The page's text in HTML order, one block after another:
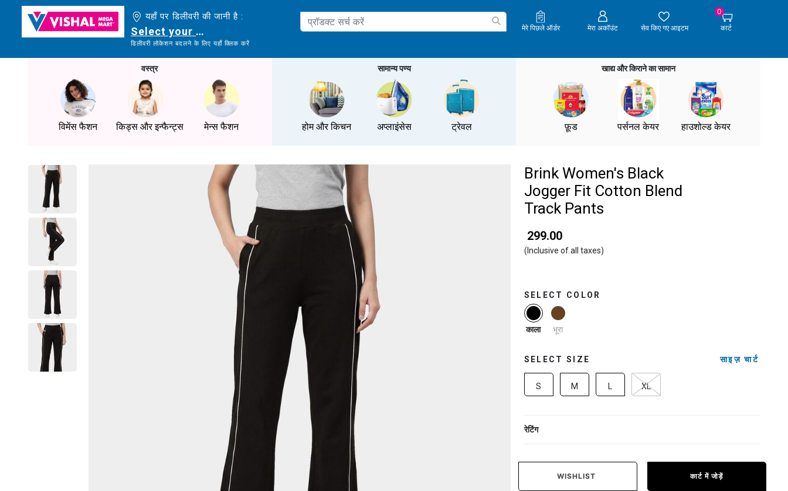
यहाँ पर डिलीवरी की जानी है :
Select your delivery location
डिलीवरी लोकेशन बदलने के लिए यहाँ क्लिक करें
मेरे पिछले ऑर्डर मेरा अकॉउंट सेव किए गए आइटम
0
कार्ट
वस्त्र
विमेंस फैशन किड्स और इन्फैन्ट्स मेन्स फैशन
सामान्य पण्य
होम और किचन अप्लाइंसेस ट्रेवल
खाद्य और किराने का सामान
फ़ूड पर्सनल केयर हाउशोल्ड केयर
Brink Women's Black
Jogger Fit Cotton Blend
Track Pants
₹ 299.00
(Inclusive of all taxes)
SELECT COLOR
selected
काला भूरा
SELECT SIZE साइज़ चार्ट
S M L XL
रेटिंग
WISHLIST कार्ट में जोड़ें